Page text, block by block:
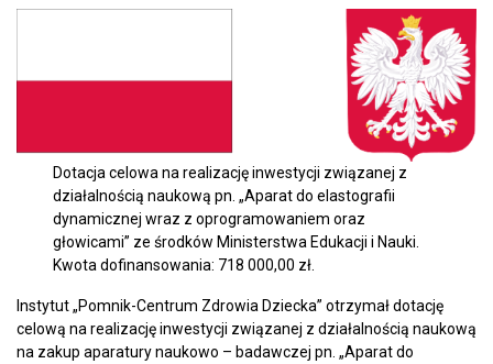
Dotacja celowa na realizację inwestycji związanej z
działalnością naukową pn. „Aparat do elastografii
dynamicznej wraz z oprogramowaniem oraz
głowicami” ze środków Ministerstwa Edukacji i Nauki.
Kwota dofinansowania: 718 000,00 zł.
Instytut „Pomnik-Centrum Zdrowia Dziecka” otrzymał dotację
celową na realizację inwestycji związanej z działalnością naukową
na zakup aparatury naukowo – badawczej pn. „Aparat do